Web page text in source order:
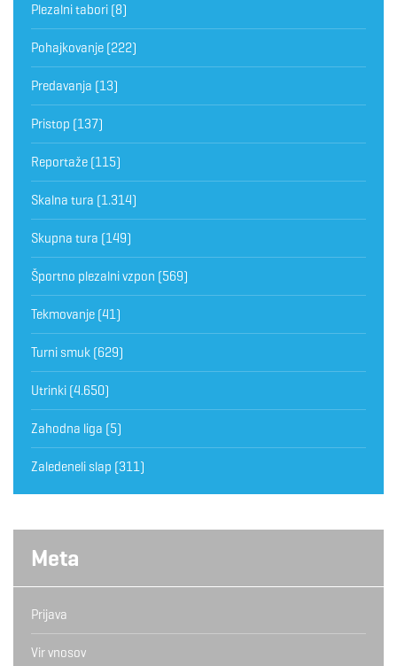
Plezalni tabori (8)
Pohajkovanje (222)
Predavanja (13)
Pristop (137)
Reportaže (115)
Skalna tura (1.314)
Skupna tura (149)
Športno plezalni vzpon (569)
Tekmovanje (41)
Turni smuk (629)
Utrinki (4.650)
Zahodna liga (5)
Zaledeneli slap (311)
Meta
Prijava
Vir vnosov